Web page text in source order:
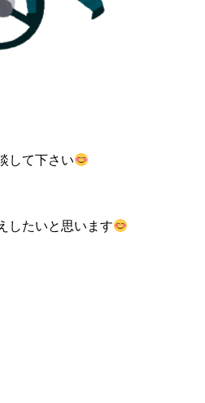
して下さい
したいと思います